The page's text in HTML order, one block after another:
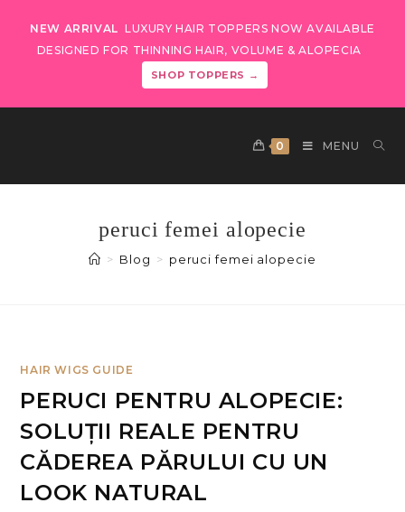
NEW ARRIVAL LUXURY HAIR TOPPERS NOW AVAILABLE
DESIGNED FOR THINNING HAIR, VOLUME & ALOPECIA
SHOP TOPPERS →
0 MENU
peruci femei alopecie
> Blog > peruci femei alopecie
HAIR WIGS GUIDE
PERUCI PENTRU ALOPECIE:
SOLUȚII REALE PENTRU
CĂDEREA PĂRULUI CU UN
LOOK NATURAL